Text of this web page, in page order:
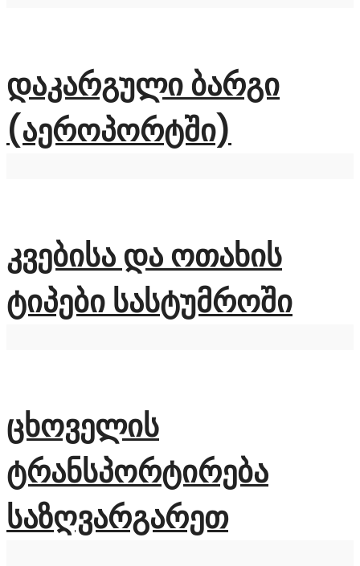
დაკარგული ბარგი
(აეროპორტში)
კვებისა და ოთახის
ტიპები სასტუმროში
ცხოველის
ტრანსპორტირება
საზღვარგარეთ